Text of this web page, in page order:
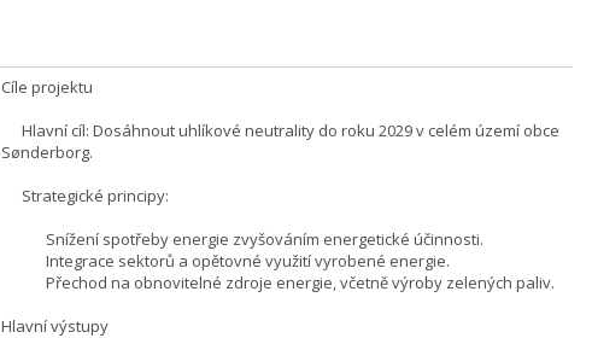
Cíle projektu
Hlavní cíl: Dosáhnout uhlíkové neutrality do roku 2029 v celém území obce
Sønderborg.
Strategické principy:
Snížení spotřeby energie zvyšováním energetické účinnosti.
Integrace sektorů a opětovné využití vyrobené energie.
Přechod na obnovitelné zdroje energie, včetně výroby zelených paliv.
Hlavní výstupy